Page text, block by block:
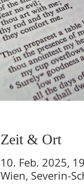
Zeit & Ort
10. Feb. 2025,
Wien, Severin-